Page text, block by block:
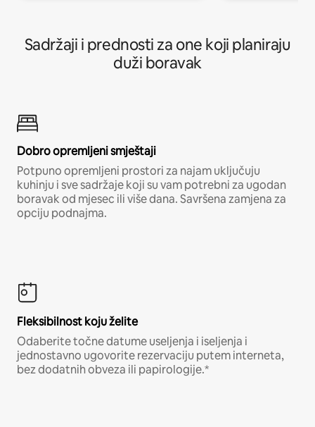
Sadržaji i prednosti za one koji planiraju
duži boravak
Dobro opremljeni smještaji
Potpuno opremljeni prostori za najam uključuju
kuhinju i sve sadržaje koji su vam potrebni za ugodan
boravak od mjesec ili više dana. Savršena zamjena za
opciju podnajma.
Fleksibilnost koju želite
Odaberite točne datume useljenja i iseljenja i
jednostavno ugovorite rezervaciju putem interneta,
bez dodatnih obveza ili papirologije.*